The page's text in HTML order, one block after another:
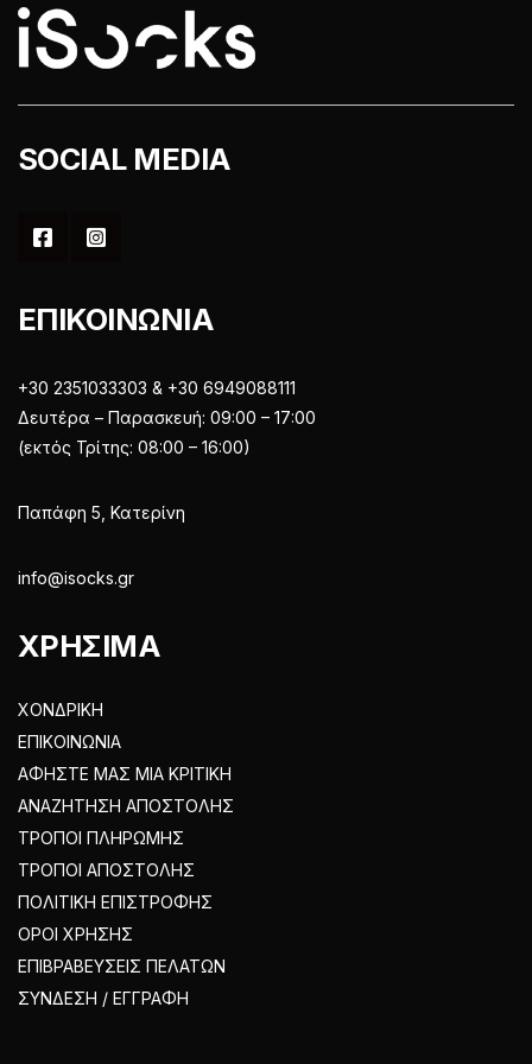
προϊόντος
SOCIAL MEDIA
ΕΠΙΚΟΙΝΩΝΙΑ
+30 2351033303 & +30 6949088111
Δευτέρα – Παρασκευή: 09:00 – 17:00
(εκτός Τρίτης: 08:00 – 16:00)
Παπάφη 5, Κατερίνη
info@isocks.gr
ΧΡΗΣΙΜΑ
ΧΟΝΔΡΙΚΗ
ΕΠΙΚΟΙΝΩΝΙΑ
ΑΦΗΣΤΕ ΜΑΣ ΜΙΑ ΚΡΙΤΙΚΗ
ΑΝΑΖΗΤΗΣΗ ΑΠΟΣΤΟΛΗΣ
ΤΡΟΠΟΙ ΠΛΗΡΩΜΗΣ
ΤΡΟΠΟΙ ΑΠΟΣΤΟΛΗΣ
ΠΟΛΙΤΙΚΗ ΕΠΙΣΤΡΟΦΗΣ
ΟΡΟΙ ΧΡΗΣΗΣ
ΕΠΙΒΡΑΒΕΥΣΕΙΣ ΠΕΛΑΤΩΝ
ΣΥΝΔΕΣΗ / ΕΓΓΡΑΦΗ